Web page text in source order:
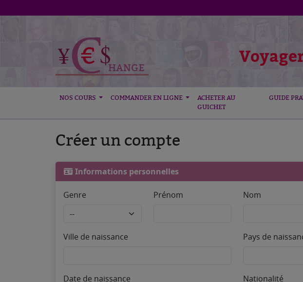
NOS COURS COMMANDER EN LIGNE
ACHETER AU
GUICHET
GUIDE
Créer un compte
Informations personnelles
Genre Prénom Nom
Ville de naissance Pays de
Date de naissance Nationalité